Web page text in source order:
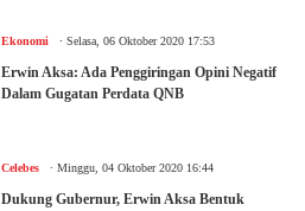
Ekonomi Selasa, 06 Oktober 2020 17:53
Erwin Aksa: Ada Penggiringan Opini Negatif
Dalam Gugatan Perdata QNB
Celebes Minggu, 04 Oktober 2020 16:44
Dukung Gubernur, Erwin Aksa Bentuk